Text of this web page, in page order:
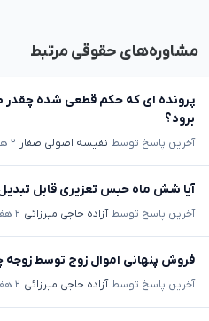
مشاوره‌های حقوقی مرتبط
پرونده ای که حکم قطعی شده چقدر
برود؟
آخرین پاسخ توسط نفیسه اصولی صفار ۲ هفته پیش
آیا شش ماه حبس تعزیری قابل
آخرین پاسخ توسط آزاده حاجی میرزائی ۲ هفته پیش
فروش پنهانی اموال زوج توسط زوجه
آخرین پاسخ توسط آزاده حاجی میرزائی ۲ هفته پیش